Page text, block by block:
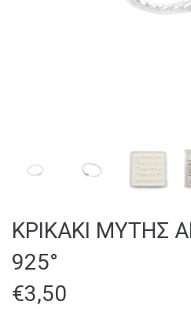
ΚΡΙΚΑΚΙ ΜΥΤΗΣ
925°
€3,50